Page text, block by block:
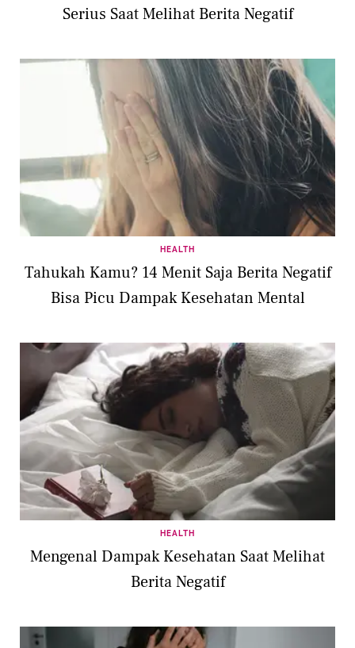
Serius Saat Melihat Berita Negatif
HEALTH
Tahukah Kamu? 14 Menit Saja Berita Negatif
Bisa Picu Dampak Kesehatan Mental
HEALTH
Mengenal Dampak Kesehatan Saat Melihat
Berita Negatif